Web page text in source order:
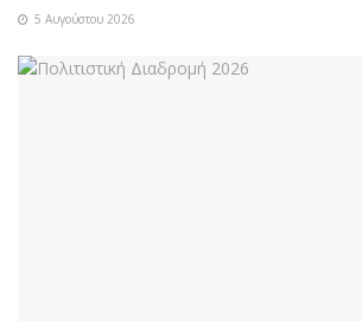
5 Αυγούστου 2026